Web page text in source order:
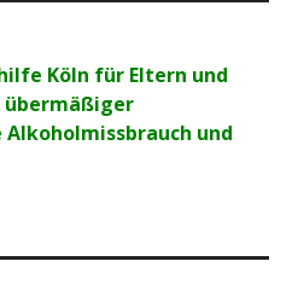
Köln für Eltern und
übermäßiger
und